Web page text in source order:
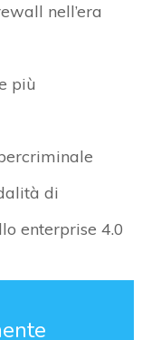
nell’era
più
di
enterprise 4.0